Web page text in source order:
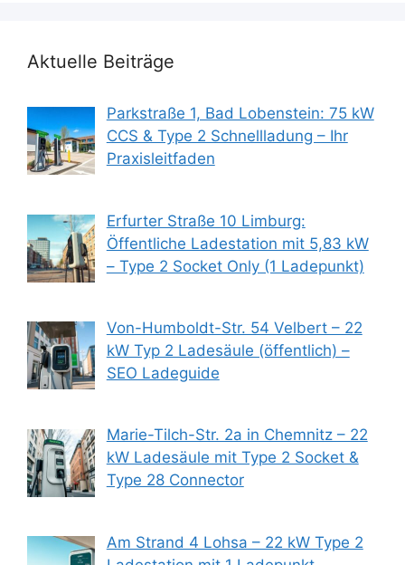
Aktuelle Beiträge
Parkstraße 1, Bad Lobenstein: 75 kW
CCS & Type 2 Schnellladung – Ihr
Praxisleitfaden
Erfurter Straße 10 Limburg:
Öffentliche Ladestation mit 5,83 kW
– Type 2 Socket Only (1 Ladepunkt)
Von-Humboldt-Str. 54 Velbert – 22
kW Typ 2 Ladesäule (öffentlich) –
SEO Ladeguide
Marie-Tilch-Str. 2a in Chemnitz – 22
kW Ladesäule mit Type 2 Socket &
Type 28 Connector
Am Strand 4 Lohsa – 22 kW Type 2